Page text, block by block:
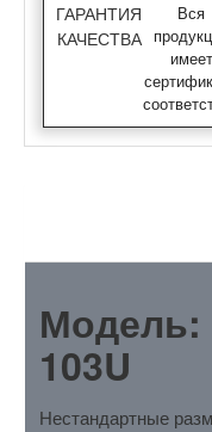
ГАРАНТИЯ
КАЧЕСТВА
Вся
имеет
Модель:
103U
Нестандартные